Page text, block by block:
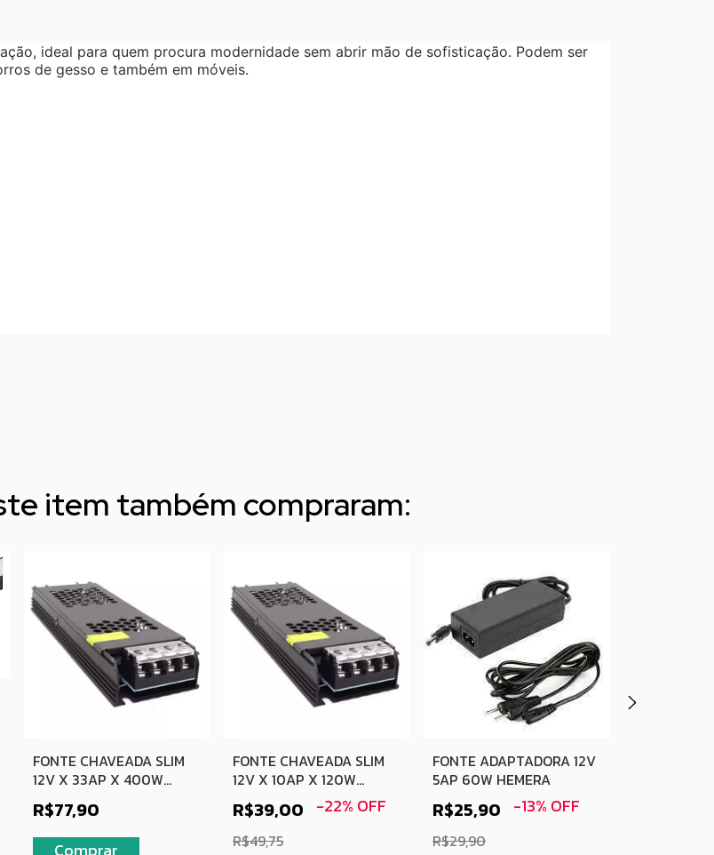
ideal para quem procura modernidade sem abrir mão de sofisticação. Podem ser
de gesso e também em móveis.
item também compraram:
FONTE CHAVEADA SLIM
12V X 33AP X 400W
BIVOLT
R$77,90
FONTE CHAVEADA SLIM
12V X 10AP X 120W
BIVOLT
R$39,00 -22% OFF
R$49,75
FONTE ADAPTADORA 12V
5AP 60W HEMERA
R$25,90 -13% OFF
R$29,90
PERFIL